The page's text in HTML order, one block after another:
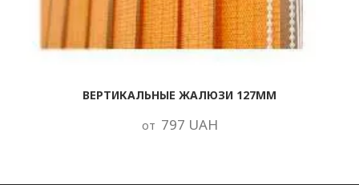
ВЕРТИКАЛЬНЫЕ ЖАЛЮЗИ 127ММ
от 797 UAH